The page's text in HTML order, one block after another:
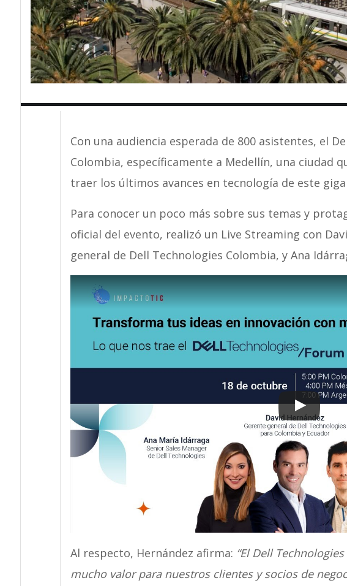
Con una audiencia esperada de 800 asistentes, el
Colombia, específicamente a Medellín, una ciudad
traer los últimos avances en tecnología de este
Para conocer un poco más sobre sus temas y
oficial del evento, realizó un Live Streaming con
general de Dell Technologies Colombia, y Ana
Al respecto, Hernández afirma: “El Dell
mucho valor para nuestros clientes y socios de